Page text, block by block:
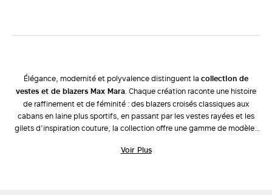
Élégance, modernité et polyvalence distinguent la collection de
vestes et de blazers Max Mara. Chaque création raconte une histoire
de raffinement et de féminité : des blazers croisés classiques aux
cabans en laine plus sportifs, en passant par les vestes rayées et les
gilets d’inspiration couture, la collection offre une gamme de modèles
Laissez-vous inspirer par l’élégance des
Voir Plus